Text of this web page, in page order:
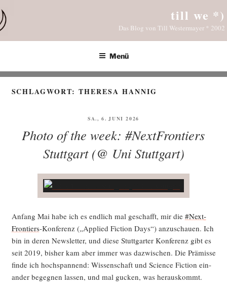
Inhalt
springen
till we *)
Das Blog von Till Westermayer * 2002
Menü
SCHLAGWORT:THERESA HANNIG
VERÖFFENTLICHT
SA., 6. JUNI 2026
Photo of the week: #NextFrontiers
Stuttgart (@ Uni Stuttgart)
Anfang Mai habe ich es end­lich mal geschafft, mir die #Next­
Fron­tiers-Kon­fe­renz („Appli­ed Fic­tion Days“) anzu­schau­en. Ich
bin in deren News­let­ter, und die­se Stutt­gar­ter Kon­fe­renz gibt es
seit 2019, bis­her kam aber immer was dazwi­schen. Die Prä­mis­se
fin­de ich hoch­span­nend: Wis­sen­schaft und Sci­ence Fic­tion ein­
an­der begeg­nen las­sen, und mal gucken, was herauskommt.